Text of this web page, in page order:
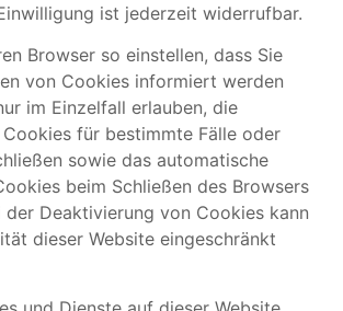
ist jederzeit widerrufbar.
Browser so einstellen, dass Sie
von Cookies informiert werden
im Einzelfall erlauben, die
für bestimmte Fälle oder
sowie das automatische
beim Schließen des Browsers
der Deaktivierung von Cookies kann
dieser Website eingeschränkt